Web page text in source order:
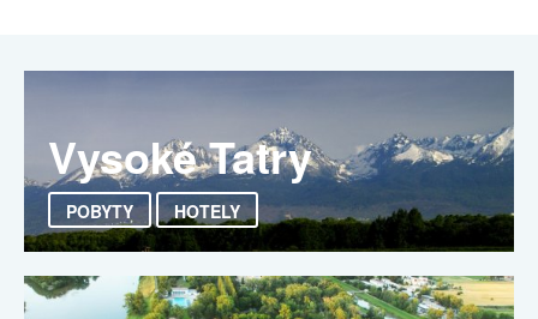
Vysoké Tatry
POBYTY HOTELY